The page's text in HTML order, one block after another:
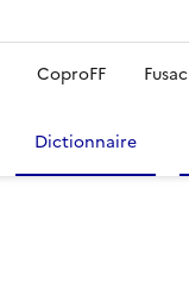
CoproFF Fusac
Dictionnaire